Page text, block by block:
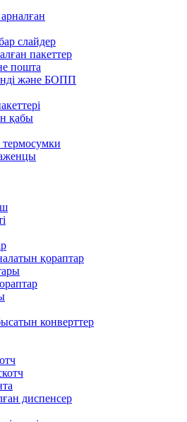
слайдер
пакеттер
пошта
және БОПП
қабы
қораптар
конверттер
диспенсер